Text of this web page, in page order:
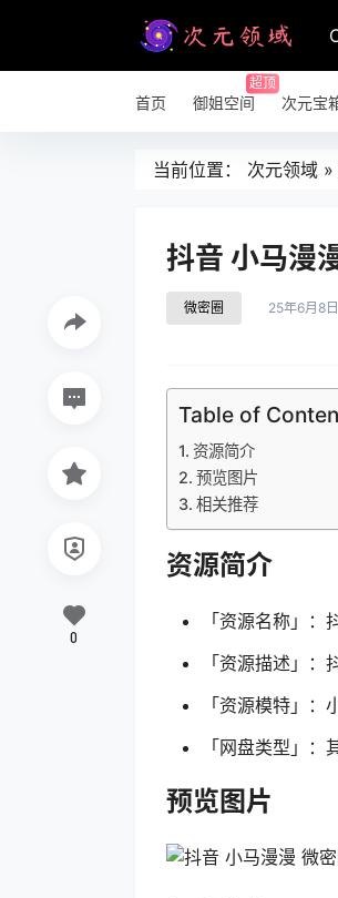
首页 御姐空间
超顶
次元宝
当前位置： 次元领域 »
抖音 小马漫
微密圈 25年6月8日
Table of
资源简介
预览图片
相关推荐
资源简介
「资源名称」：
「资源描述」：
「资源模特」：
「网盘类型」：
预览图片
0